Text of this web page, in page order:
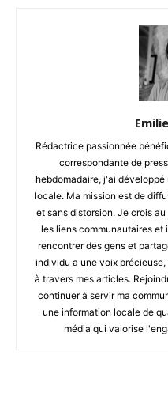
Rédactrice passionnée
correspondante de
hebdomadaire, j'ai
locale. Ma mission est de
et sans distorsion. Je crois
les liens communautaires
rencontrer des gens et
individu a une voix
à travers mes articles.
continuer à servir ma
une information locale de
média qui valorise